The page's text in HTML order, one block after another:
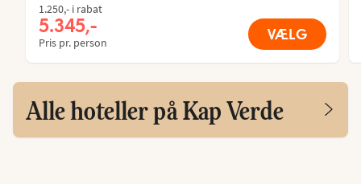
1.250,- i rabat
5.345,-
Pris pr. person VÆLG
Alle hoteller på Kap Verde